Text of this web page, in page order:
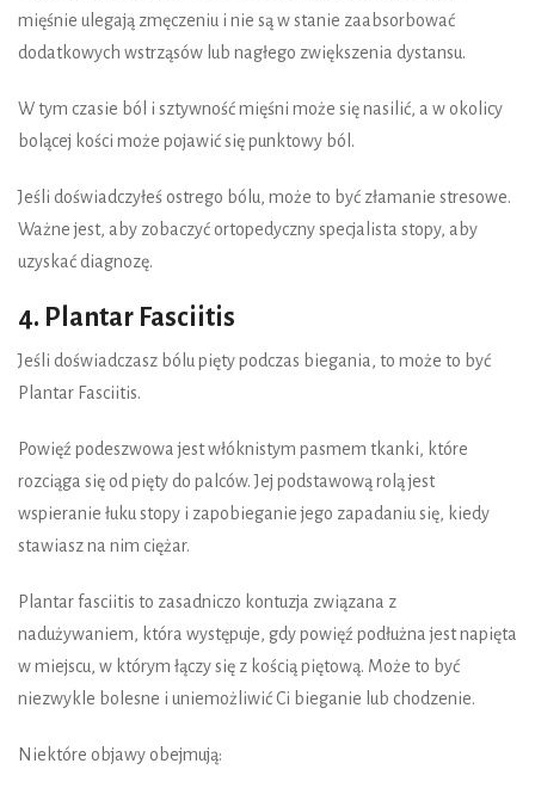
mięśnie ulegają zmęczeniu i nie są w stanie zaabsorbować
dodatkowych wstrząsów lub nagłego zwiększenia dystansu.
W tym czasie ból i sztywność mięśni może się nasilić, a w okolicy
bolącej kości może pojawić się punktowy ból.
Jeśli doświadczyłeś ostrego bólu, może to być złamanie stresowe.
Ważne jest, aby zobaczyć ortopedyczny specjalista stopy, aby
uzyskać diagnozę.
4. Plantar Fasciitis
Jeśli doświadczasz bólu pięty podczas biegania, to może to być
Plantar Fasciitis.
Powięź podeszwowa jest włóknistym pasmem tkanki, które
rozciąga się od pięty do palców. Jej podstawową rolą jest
wspieranie łuku stopy i zapobieganie jego zapadaniu się, kiedy
stawiasz na nim ciężar.
Plantar fasciitis to zasadniczo kontuzja związana z
nadużywaniem, która występuje, gdy powięź podłużna jest napięta
w miejscu, w którym łączy się z kością piętową. Może to być
niezwykle bolesne i uniemożliwić Ci bieganie lub chodzenie.
Niektóre objawy obejmują: